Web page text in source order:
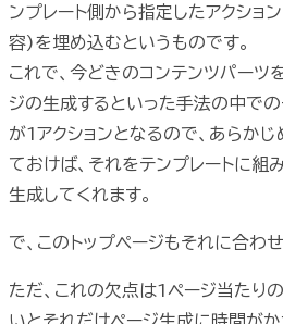
ンプレート側から指定したアクショ
容)を埋め込むというものです。
これで、今どきのコンテンツパー
ジの生成するといった手法の中で
が1アクションとなるので、あらか
ておけば、それをテンプレートに組
生成してくれます。
で、このトップページもそれに合わ
ただ、これの欠点は1ページ当たり